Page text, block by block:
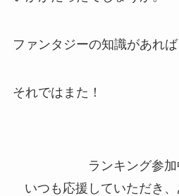
ファンタジーの知識があれば
それではまた！
ランキング参加
いつも応援していただき